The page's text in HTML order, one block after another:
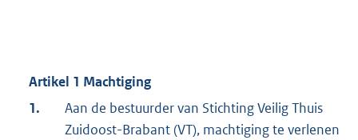
Artikel 1 Machtiging
1.
Aan de bestuurder van Stichting Veilig Thuis
Zuidoost-Brabant (VT), machtiging te verlenen